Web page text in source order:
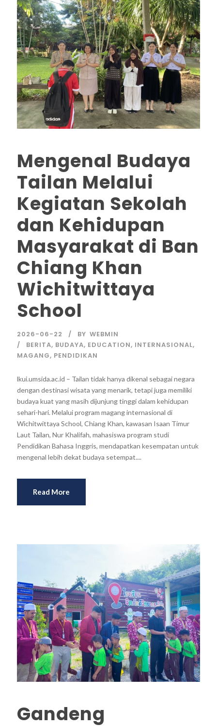
Mengenal Budaya
Tailan Melalui
Kegiatan Sekolah
dan Kehidupan
Masyarakat di Ban
Chiang Khan
Wichitwittaya
School
2026-06-22 BY WEBMIN
BERITA, BUDAYA, EDUCATION, INTERNASIONAL,
MAGANG, PENDIDIKAN
lkui.umsida.ac.id – Tailan tidak hanya dikenal sebagai negara
dengan destinasi wisata yang menarik, tetapi juga memiliki
budaya kuat yang masih dijunjung tinggi dalam kehidupan
sehari-hari. Melalui program magang internasional di
Wichitwittaya School, Chiang Khan, kawasan Isaan Timur
Laut Tailan, Nur Khalifah, mahasiswa program studi
Pendidikan Bahasa Inggris, mendapatkan kesempatan untuk
mengenal lebih dekat budaya setempat....
Read More
Gandeng